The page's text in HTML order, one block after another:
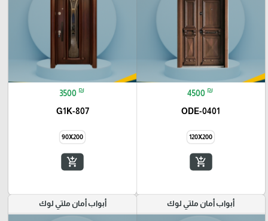
4500 ₪
ODE-0401
120X200
add_shopping_cart
3500 ₪
G1K-807
90X200
add_shopping_cart
أبواب أمان ملتي لوك أبواب أمان ملتي لوك